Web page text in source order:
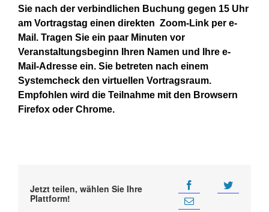
Sie nach der verbindlichen Buchung gegen 15 Uhr
am Vortragstag einen direkten Zoom-Link per e-
Mail. Tragen Sie ein paar Minuten vor
Veranstaltungsbeginn Ihren Namen und Ihre e-
Mail-Adresse ein. Sie betreten nach einem
Systemcheck den virtuellen Vortragsraum.
Empfohlen wird die Teilnahme mit den Browsern
Firefox oder Chrome.
Jetzt teilen, wählen Sie Ihre
Plattform!